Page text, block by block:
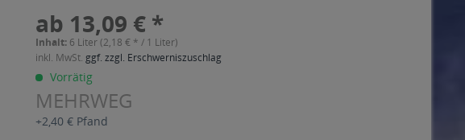
ab 13,09 € *
Inhalt: 6 Liter (2,18 € * / 1 Liter)
inkl. MwSt. ggf. zzgl. Erschwerniszuschlag
Vorrätig
MEHRWEG
+2,40 € Pfand